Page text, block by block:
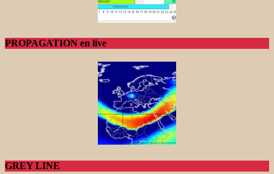
PROPAGATION en live
GREY LINE